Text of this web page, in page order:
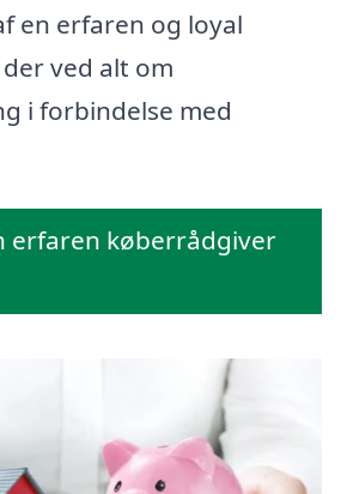
en erfaren og loyal
ved alt om
i forbindelse med
erfaren køberrådgiver